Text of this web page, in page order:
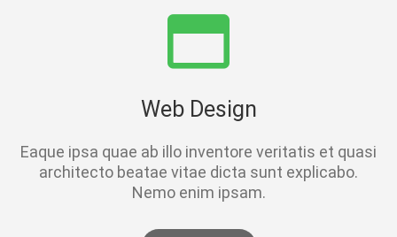
Web Design
Eaque ipsa quae ab illo inventore veritatis et quasi
architecto beatae vitae dicta sunt explicabo.
Nemo enim ipsam.